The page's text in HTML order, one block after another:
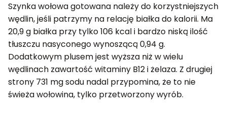
Szynka wołowa gotowana należy do korzystniejszych
wędlin, jeśli patrzymy na relację białka do kalorii. Ma
20,9 g białka przy tylko 106 kcal i bardzo niską ilość
tłuszczu nasyconego wynoszącą 0,94 g.
Dodatkowym plusem jest wyższa niż w wielu
wędlinach zawartość witaminy B12 i żelaza. Z drugiej
strony 731 mg sodu nadal przypomina, że to nie
świeża wołowina, tylko przetworzony wyrób.